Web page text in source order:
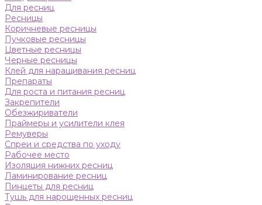
Для ресниц
Ресницы
Коричневые ресницы
Пучковые ресницы
Цветные ресницы
Черные ресницы
Клей для наращивания ресниц
Препараты
Для роста и питания ресниц
Закрепители
Обезжириватели
Праймеры и усилители клея
Ремуверы
Спреи и средства по уходу
Рабочее место
Изоляция нижних ресниц
Ламинирование ресниц
Пинцеты для ресниц
Тушь для нарощенных ресниц